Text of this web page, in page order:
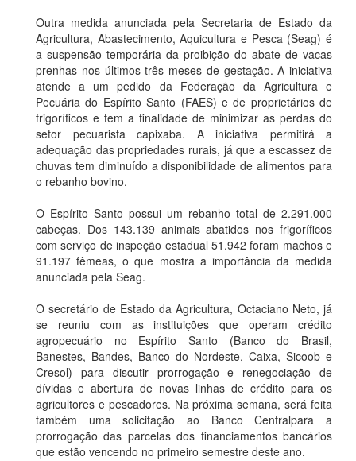
Outra medida anunciada pela Secretaria de Estado da
Agricultura, Abastecimento, Aquicultura e Pesca (Seag) é
a suspensão temporária da proibição do abate de vacas
prenhas nos últimos três meses de gestação. A iniciativa
atende a um pedido da Federação da Agricultura e
Pecuária do Espírito Santo (FAES) e de proprietários de
frigoríficos e tem a finalidade de minimizar as perdas do
setor pecuarista capixaba. A iniciativa permitirá a
adequação das propriedades rurais, já que a escassez de
chuvas tem diminuído a disponibilidade de alimentos para
o rebanho bovino.
O Espírito Santo possui um rebanho total de 2.291.000
cabeças. Dos 143.139 animais abatidos nos frigoríficos
com serviço de inspeção estadual 51.942 foram machos e
91.197 fêmeas, o que mostra a importância da medida
anunciada pela Seag.
O secretário de Estado da Agricultura, Octaciano Neto, já
se reuniu com as instituições que operam crédito
agropecuário no Espírito Santo (Banco do Brasil,
Banestes, Bandes, Banco do Nordeste, Caixa, Sicoob e
Cresol) para discutir prorrogação e renegociação de
dívidas e abertura de novas linhas de crédito para os
agricultores e pescadores. Na próxima semana, será feita
também uma solicitação ao Banco Centralpara a
prorrogação das parcelas dos financiamentos bancários
que estão vencendo no primeiro semestre deste ano.